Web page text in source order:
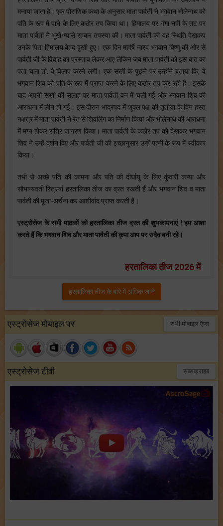
मनाया जाता है। एक पौराणिक कथा के अनुसार माता पार्वती ने भगवान भोलेनाथ को
पति के रूप में पाने के लिए कठोर तप किया था। हिमालय पर गंगा नदी के तट पर
माता पार्वती ने भूखे-प्यासे रहकर तपस्या की। माता पार्वती की यह स्थिति देखकप
उनके पिता हिमालय बेहद दुखी हुए। एक दिन महर्षि नारद भगवान विष्णु की ओर से
पार्वती जी के विवाह का प्रस्ताव लेकर आए लेकिन जब माता पार्वती को इस बात का
पता चला तो, वे विलाप करने लगी। एक सखी के पूछने पर उन्होंने बताया कि, वे
भगवान शिव को पति के रूप में प्राप्त करने के लिए कठोर तप कर रही हैं। इसके
बाद अपनी सखी की सलाह पर माता पार्वती वन में चली गई और भगवान शिव की
आराधना में लीन हो गई। इस दौरान भाद्रपद में शुक्ल पक्ष की तृतीया के दिन हस्त
नक्षत्र में माता पार्वती ने रेत से शिवलिंग का निर्माण किया और भोलेनाथ की आराधना
में मग्न होकर रात्रि जागरण किया। माता पार्वती के कठोर तप को देखकर भगवान
शिव ने उन्हें दर्शन दिए और पार्वती जी की इच्छानुसार उन्हें पत्नी के रूप में स्वीकार
किया।
तभी से अच्छे पति की कामना और पति की दीर्घायु के लिए कुंवारी कन्या और
सौभाग्यवती स्त्रियां हरतालिका तीज का व्रत रखती हैं और भगवान शिव व माता
पार्वती की पूजा-अर्चना कर आशीर्वाद प्राप्त करती हैं।
एस्ट्रोसेज के सभी पाठकों को हरतालिका तीज व्रत की शुभकामनाएं ! हम आशा
करते हैं कि भगवान शिव और माता पार्वती की कृपा आप पर सदैव बनी रहे।
हरतालिका तीज 2026 में
हरतालिका तीज के बारे में अधिक जाने
एस्ट्रोसेज मोबाइल पर सभी मोबाइल ऍप्स
एस्ट्रोसेज टीवी सब्सक्राइब